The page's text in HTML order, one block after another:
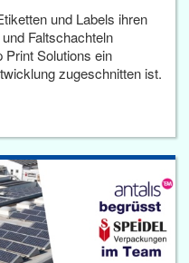
und Labels ihren
Faltschachteln
Print Solutions ein
zugeschnitten ist.